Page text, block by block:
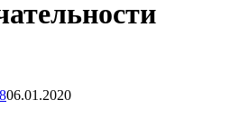
06.01.2020